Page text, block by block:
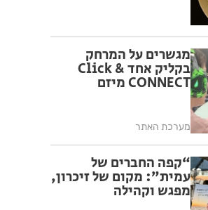
מגשרים על המרחק
בקליק אחד Click &
CONNECT מיזם
מערכת האתר
“קפה החברים של
עמית”: מקום של זיכרון,
מפגש וקהילה